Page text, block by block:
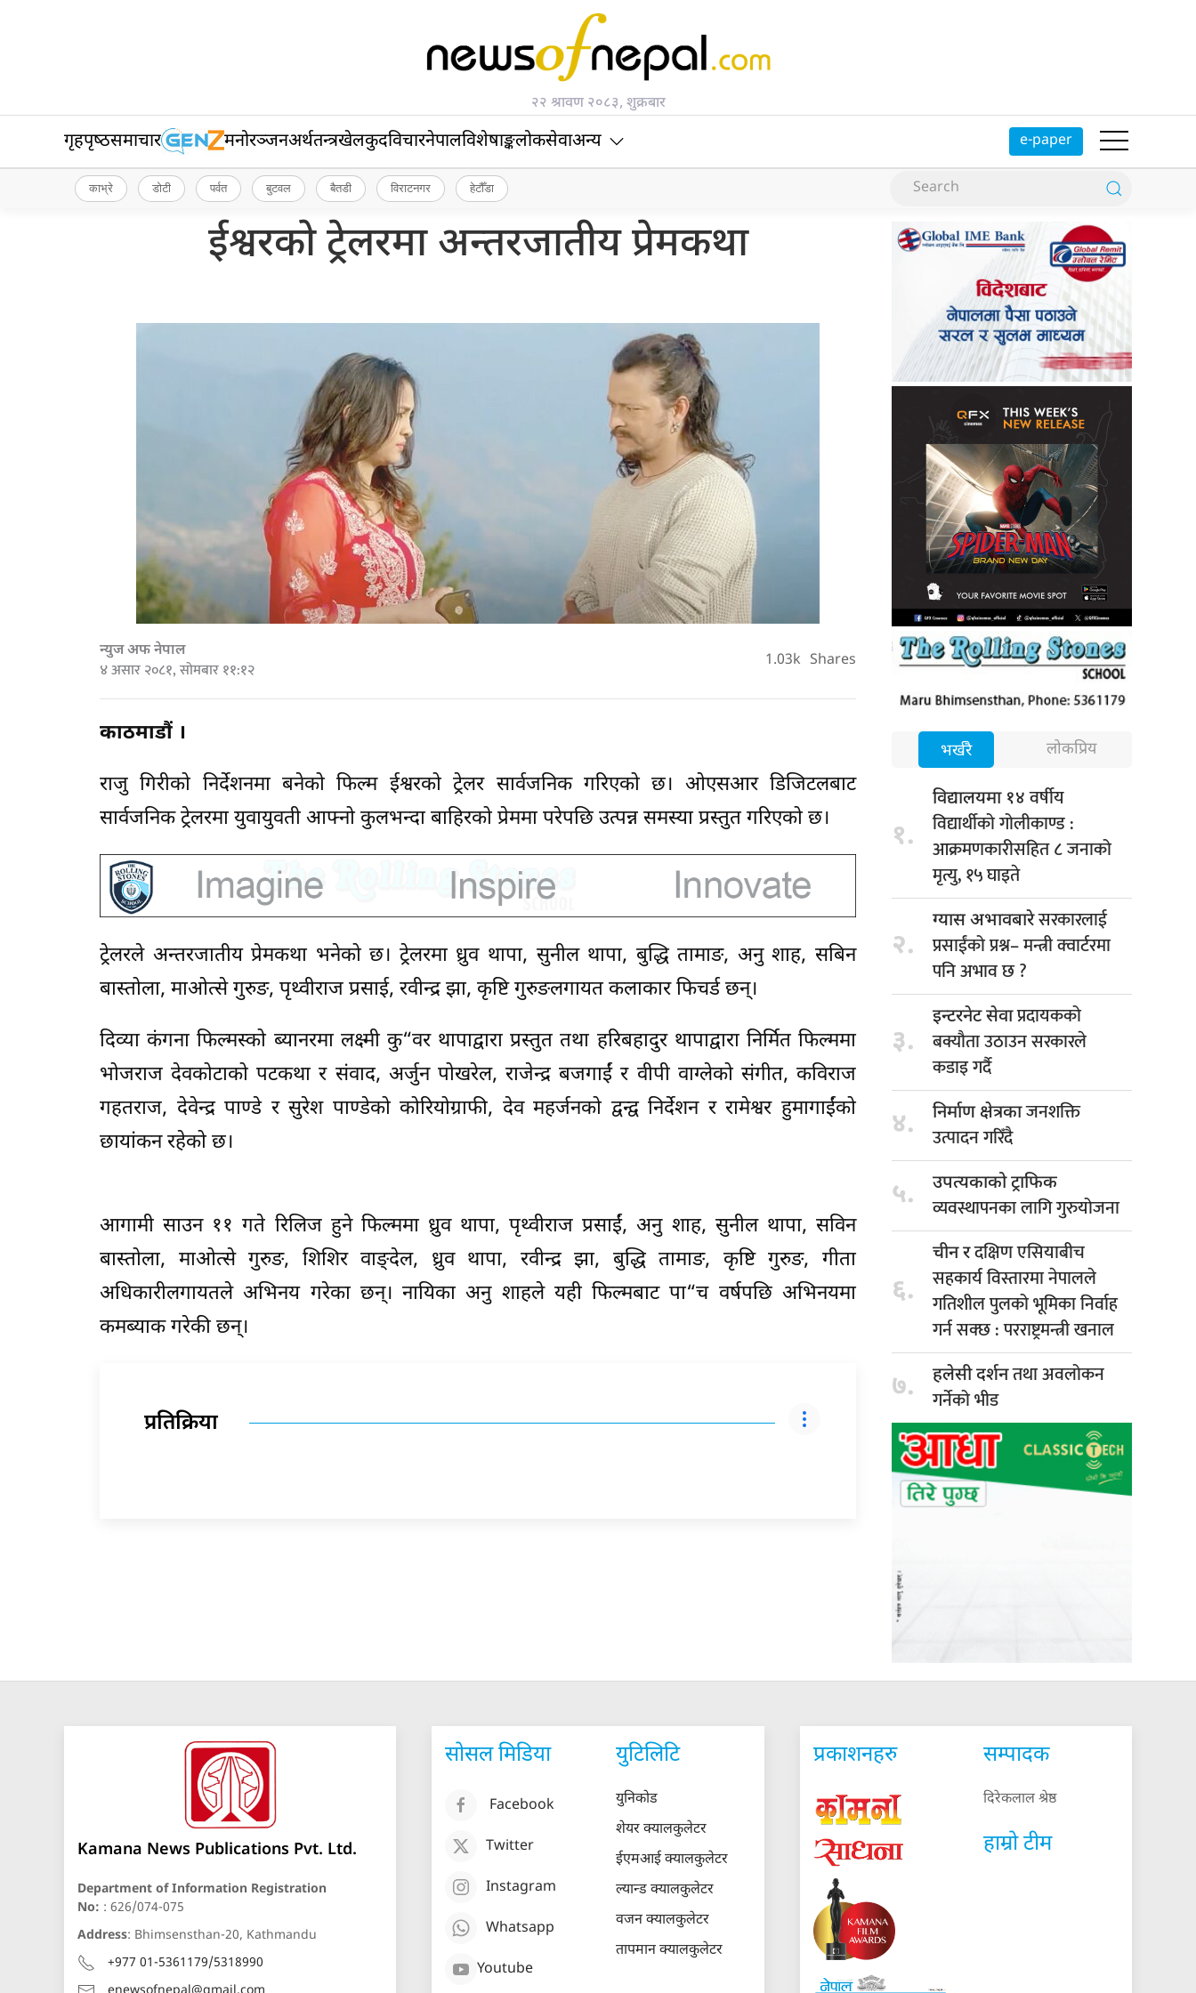
२२ श्रावण २०८३, शुक्रबार
गृहपृष्‍ठसमाचार मनोरञ्जनअर्थतन्त्रखेलकुदविचारनेपालविशेषाङ्कलोकसेवाअन्य e-paper
काभ्रे डोटी पर्वत बुटवल बैतडी विराटनगर हेटौँडा
ईश्वरको ट्रेलरमा अन्तरजातीय प्रेमकथा
न्युज अफ नेपाल
४ असार २०८१, सोमबार ११:१२ 1.03k Shares
काठमाडौं ।
राजु गिरीको निर्देशनमा बनेको फिल्म ईश्वरको ट्रेलर सार्वजनिक गरिएको छ। ओएसआर डिजिटलबाट
सार्वजनिक ट्रेलरमा युवायुवती आफ्नो कुलभन्दा बाहिरको प्रेममा परेपछि उत्पन्न समस्या प्रस्तुत गरिएको छ।
ट्रेलरले अन्तरजातीय प्रेमकथा भनेको छ। ट्रेलरमा ध्रुव थापा, सुनील थापा, बुद्धि तामाङ, अनु शाह, सबिन
बास्तोला, माओत्से गुरुङ, पृथ्वीराज प्रसाई, रवीन्द्र झा, कृष्टि गुरुङलगायत कलाकार फिचर्ड छन्।
दिव्या कंगना फिल्मस्को ब्यानरमा लक्ष्मी कु“वर थापाद्वारा प्रस्तुत तथा हरिबहादुर थापाद्वारा निर्मित फिल्ममा
भोजराज देवकोटाको पटकथा र संवाद, अर्जुन पोखरेल, राजेन्द्र बजगाईं र वीपी वाग्लेको संगीत, कविराज
गहतराज, देवेन्द्र पाण्डे र सुरेश पाण्डेको कोरियोग्राफी, देव महर्जनको द्वन्द्व निर्देशन र रामेश्वर हुमागाईंको
छायांकन रहेको छ।
आगामी साउन ११ गते रिलिज हुने फिल्ममा ध्रुव थापा, पृथ्वीराज प्रसाईं, अनु शाह, सुनील थापा, सविन
बास्तोला, माओत्से गुरुङ, शिशिर वाङ्देल, ध्रुव थापा, रवीन्द्र झा, बुद्धि तामाङ, कृष्टि गुरुङ, गीता
अधिकारीलगायतले अभिनय गरेका छन्। नायिका अनु शाहले यही फिल्मबाट पा“च वर्षपछि अभिनयमा
कमब्याक गरेकी छन्।
प्रतिक्रिया
भर्खरै लोकप्रिय
१.
विद्यालयमा १४वर्षीय
विद्यार्थीको गोलीकाण्ड :
आक्रमणकारीसहित ८ जनाको
मृत्यु, १५ घाइते
२.
ग्यास अभावबारेसरकारलाई
प्रसाईंको प्रश्न– मन्त्री क्वार्टरमा
पनि अभाव छ ?
३.
इन्टरनेट सेवाप्रदायकको
बक्यौता उठाउन सरकारले
कडाइ गर्दै
४. निर्माण क्षेत्रकाजनशक्ति
उत्पादन गरिँदै
५. उपत्यकाको ट्राफिक
व्यवस्थापनका लागि गुरुयोजना
६.
चीन रदक्षिण एसियाबीच
सहकार्य विस्तारमा नेपालले
गतिशील पुलको भूमिका निर्वाह
गर्न सक्छ : परराष्ट्रमन्त्री खनाल
७. हलेसी दर्शनतथा अवलोकन
गर्नेको भीड
Kamana News Publications Pvt. Ltd.
Department of Information Registration
No: : 626/074-075
Address: Bhimsensthan-20, Kathmandu
+977 01-5361179/5318990
सोसल मिडिया
Facebook
Twitter
Instagram
Whatsapp
Youtube
युटिलिटि
युनिकोड
शेयर क्यालकुलेटर
ईएमआई क्यालकुलेटर
ल्यान्ड क्यालकुलेटर
वजन क्यालकुलेटर
तापमान क्यालकुलेटर
प्रकाशनहरु सम्पादक
दिरेकलाल श्रेष्ठ
हाम्रो टीम